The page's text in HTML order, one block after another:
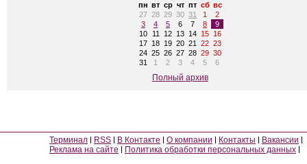
пн вт ср чт пт сб вс
27 28 29 30 31 1
2
3
4 5 6 7 8
9
10
11 12 13 14 15 16
17 18 19 20 21 22 23
24 25 26 27 28 29 30
31
1 2 3 4 5 6
Полный архив
Терминал RSS В Контакте О компании Контакты
Вакансии
Реклама на сайте
Политика обработки персональных данных